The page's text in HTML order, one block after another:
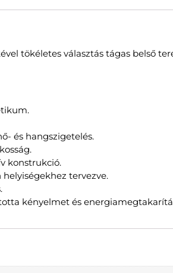
tökéletes választás tágas belső
és hangszigetelés.
konstrukció.
tervezve.
kényelmet és